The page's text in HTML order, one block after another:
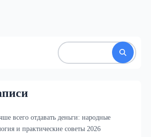
всего отдавать деньги: народные
и практические советы 2026